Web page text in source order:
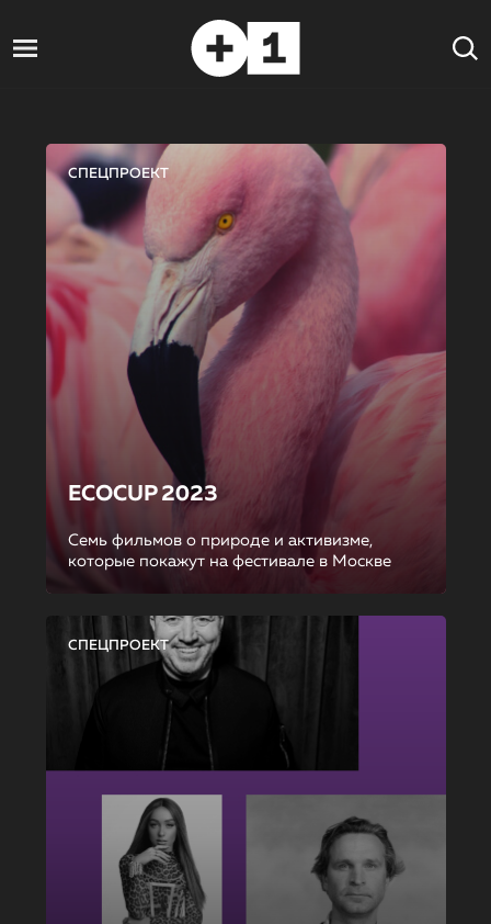
СПЕЦПРОЕКТ
ECOCUP 2023
Семь фильмов о природе и активизме,
которые покажут на фестивале в Москве
СПЕЦПРОЕКТ